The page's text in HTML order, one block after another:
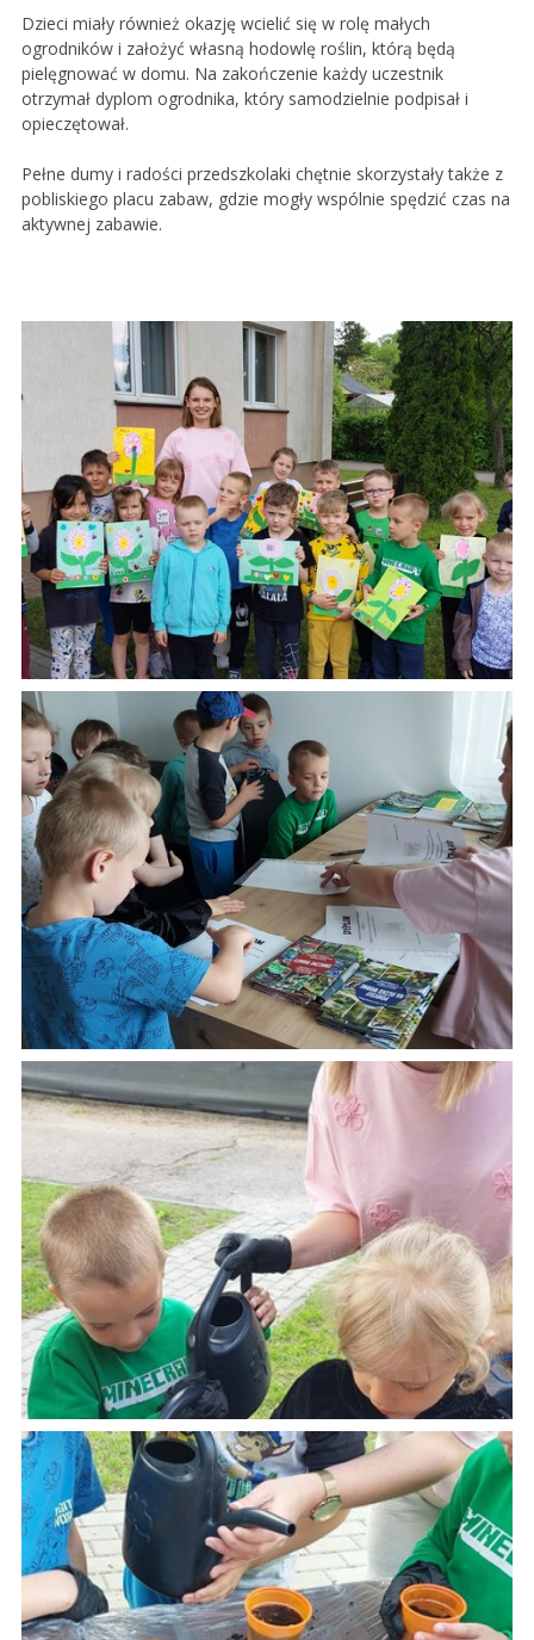
Dzieci miały również okazję wcielić się w rolę małych
ogrodników i założyć własną hodowlę roślin, którą będą
pielęgnować w domu. Na zakończenie każdy uczestnik
otrzymał dyplom ogrodnika, który samodzielnie podpisał i
opieczętował.
Pełne dumy i radości przedszkolaki chętnie skorzystały także z
pobliskiego placu zabaw, gdzie mogły wspólnie spędzić czas na
aktywnej zabawie.